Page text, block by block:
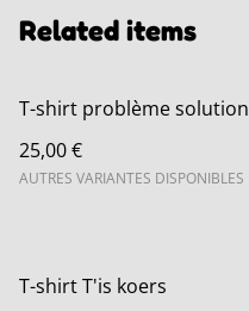
Related items
T-shirt problème solution
25,00 €
AUTRES VARIANTES DISPONIBLES
T-shirt T'is koers